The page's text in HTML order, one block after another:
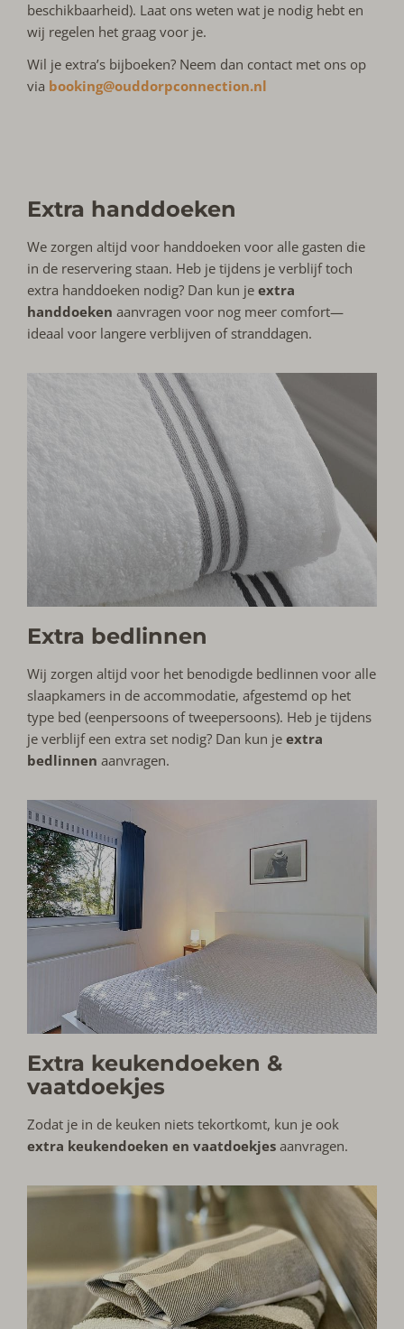
beschikbaarheid). Laat ons weten wat je nodig hebt en
wij regelen het graag voor je.
Wil je extra’s bijboeken? Neem dan contact met ons op
via booking@ouddorpconnection.nl
Extra handdoeken
We zorgen altijd voor handdoeken voor alle gasten die
in de reservering staan. Heb je tijdens je verblijf toch
extra handdoeken nodig? Dan kun jeextra
handdoeken aanvragen voor nog meer comfort—
ideaal voor langere verblijven of stranddagen.
Extra bedlinnen
Wij zorgen altijd voor het benodigde bedlinnen voor alle
slaapkamers in de accommodatie, afgestemd op het
type bed (eenpersoons of tweepersoons). Heb je tijdens
je verblijf een extra set nodig? Dan kun jeextra
bedlinnen aanvragen.
Extra keukendoeken &
vaatdoekjes
Zodat je in de keuken niets tekortkomt, kun je ook
extra keukendoeken en vaatdoekjes aanvragen.